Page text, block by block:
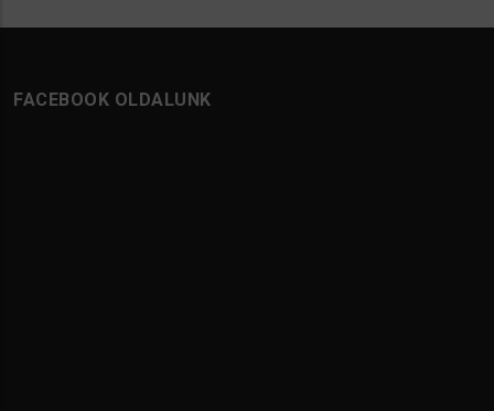
FACEBOOK OLDALUNK